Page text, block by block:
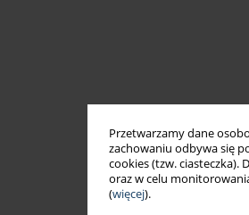
Przetwarzamy dane
zachowaniu odbywa się
cookies (tzw. ciasteczka).
oraz w celu
(więcej).